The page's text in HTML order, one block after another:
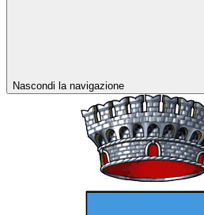
Nascondi la navigazione